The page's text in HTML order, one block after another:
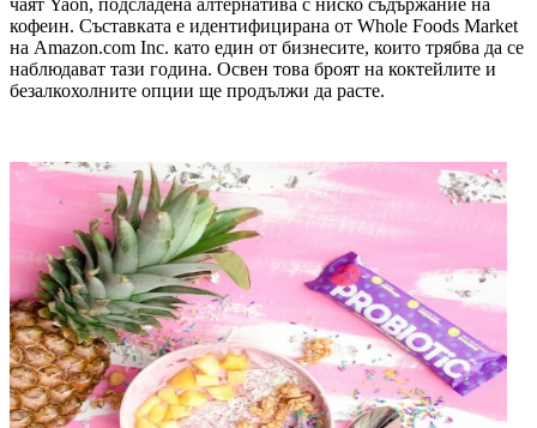
кофеин. Съставката е идентифицирана от Whole Foods Market
на Amazon.com Inc. като един от бизнесите, които трябва да се
наблюдават тази година. Освен това броят на коктейлите и
безалкохолните опции ще продължи да расте.